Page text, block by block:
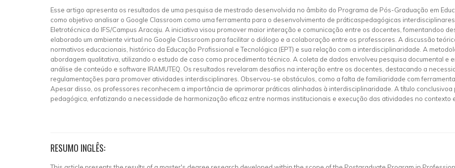
Esse artigo apresenta os resultados de uma pesquisa de mestrado desenvolvida no âmbito do Programa de Pós-Graduação em
como objetivo analisar o Google Classroom como uma ferramenta para o desenvolvimento de práticaspedagógicas
Eletrotécnica do IFS/Campus Aracaju. A iniciativa visou promover maior interação e comunicação entre os docentes, fomentandoo
elaborado um ambiente virtual no Google Classroom para facilitar o diálogo e a colaboração entre os professores. A discussão
normativos educacionais, histórico da Educação Profissional e Tecnológica (EPT) e sua relação com a interdisciplinaridade. A
abordagem qualitativa, utilizando o estudo de caso como procedimento técnico. A coleta de dados envolveu pesquisa documental e
análise de conteúdo e software IRAMUTEQ. Os resultados revelaram desafios na interação entre os docentes, destacando a
regulamentações para promover atividades interdisciplinares. Observou-se obstáculos, como a falta de familiaridade com
Apesar disso, os professores reconhecem a importância de aprimorar práticas alinhadas à interdisciplinaridade. A título
pedagógica, enfatizando a necessidade de harmonização eficaz entre normas institucionais e execução das atividades no contexto
RESUMO INGLÊS: